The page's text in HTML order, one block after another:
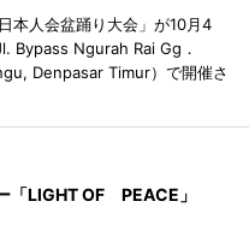
本人会盆踊り大会」が10月4
Bypass Ngurah Rai Gg．
Denpasar Timur）で開催さ
「LIGHT OF PEACE」